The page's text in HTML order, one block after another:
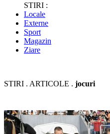
STIRI :
Locale
Externe
Sport
Magazin
Ziare
STIRI . ARTICOLE . jocuri